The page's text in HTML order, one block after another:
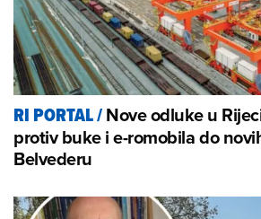
RI PORTAL/Nove odluke u
protiv buke i e-romobila do
Belvederu